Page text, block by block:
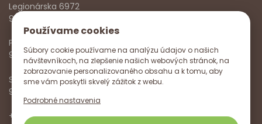
Používame cookies
Súbory cookie používame na analýzu údajov o našich
návštevníkoch, na zlepšenie našich webových stránok, na
zobrazovanie personalizovaného obsahu a k tomu, aby
sme vám poskytli skvelý zážitok z webu.
Podrobné nastavenia
Legionárska 6972
911 01 Trenčín
Pondelok - Piatok
9:00 - 17:00
Sobota
9:00 - 12:00
+421 918 785 620,+421 915 572 350,info@vitanella.sk